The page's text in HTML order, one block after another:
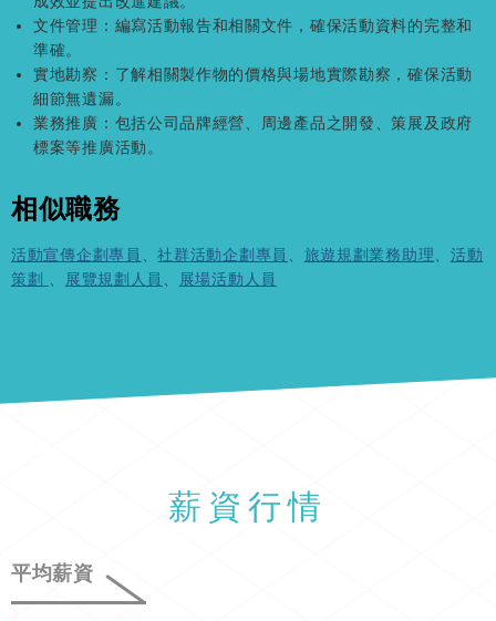
文件管理：編寫活動報告和相關文件，確保活動資料的完整和
準確。
實地勘察：了解相關製作物的價格與場地實際勘察，確保活動
細節無遺漏。
業務推廣：包括公司品牌經營、周邊產品之開發、策展及政府
標案等推廣活動。
相似職務
活動宣傳企劃專員 、社群活動企劃專員 旅遊規劃業務助理
活動
策劃
展覽規劃人員 展場活動人員
薪資行情
平均薪資